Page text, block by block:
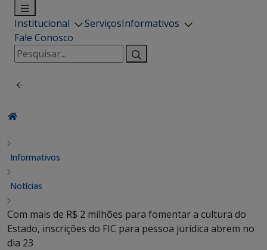
Institucional ServiçosInformativos
Fale Conosco
Pesquisar
por:
Informativos
Notícias
Com mais de R$ 2 milhões para fomentar a cultura do
Estado, inscrições do FIC para pessoa jurídica abrem no
dia 23